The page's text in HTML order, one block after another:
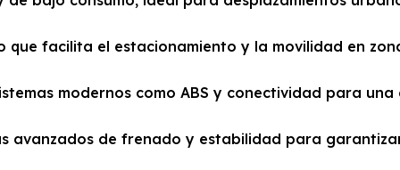
que facilita el estacionamiento y la movilidad en
modernos como ABS y conectividad para
avanzados de frenado y estabilidad para